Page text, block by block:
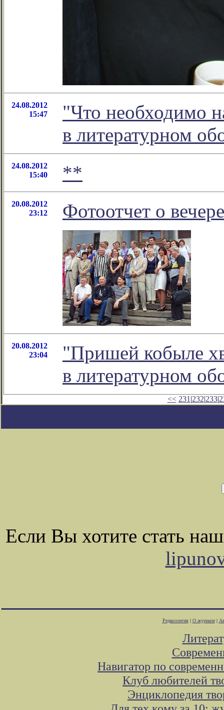
24.08.2012
15:47
"Что необходимо
в литературном
24.08.2012
15:40
**
20.08.2012
23:12
Фотоотчет о
20.08.2012
23:04
"Пришей кобыле
в литературном
<< 231 |232|233|
Если Вы хотите стать
Редколлегия| О журнале|
Навигатор по
Клуб любителей
Энциклопедия